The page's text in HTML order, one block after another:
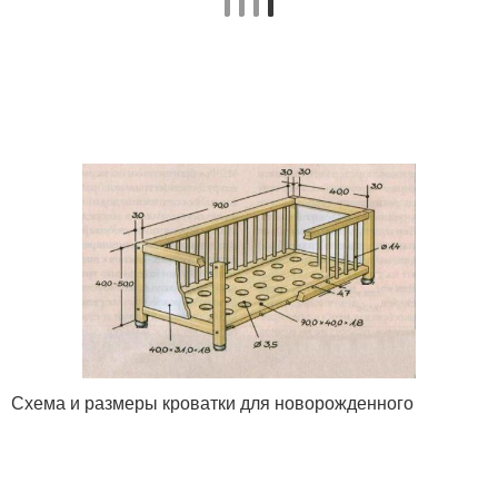
Схема и размеры кроватки для новорожденного